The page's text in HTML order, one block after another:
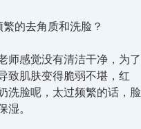
的去角质和洗脸？
师感觉没有清洁干净，为了
致肌肤变得脆弱不堪，红
洗脸呢，太过频繁的话，脸
湿。